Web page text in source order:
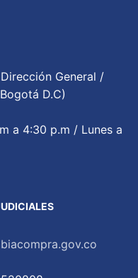
General /
D.C)
a 4:30 p.m / Lunes a